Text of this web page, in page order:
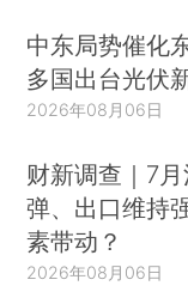
中东局势催化
多国出台光伏
2026年08月06日
财新调查｜7
弹、出口维持
素带动？
2026年08月06日